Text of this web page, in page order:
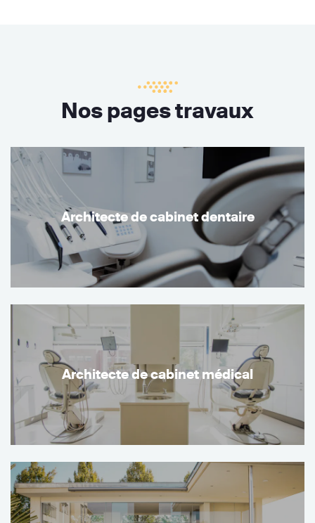
Nos pages travaux
Architecte de cabinet dentaire
Architecte de cabinet médical